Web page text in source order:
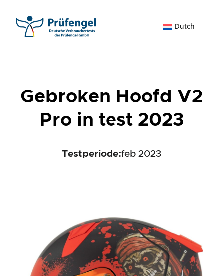
naar
Dutch
Gebroken Hoofd V2
Pro in test 2023
Testperiode:feb 2023